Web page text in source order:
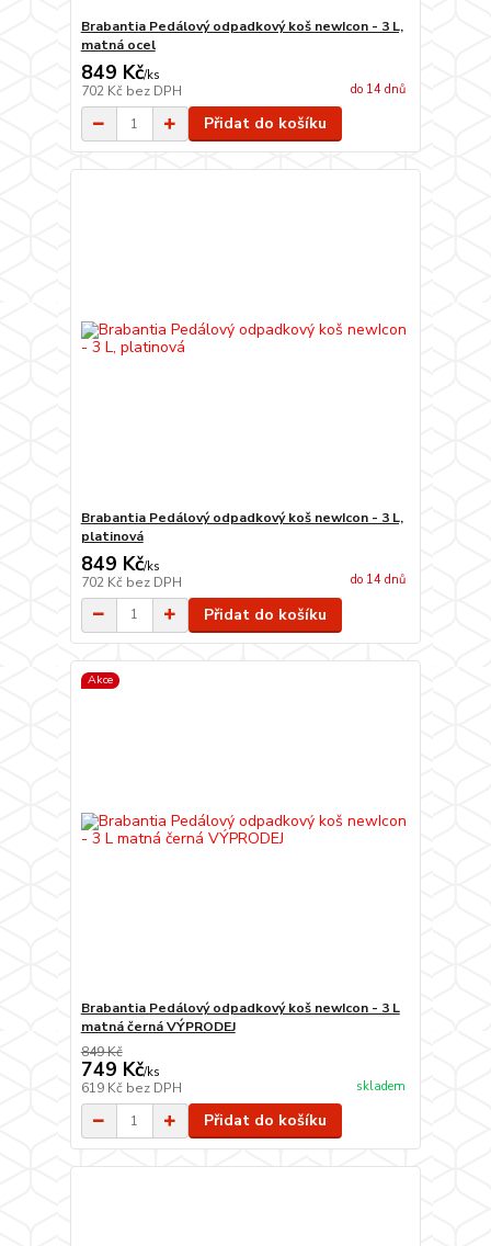
Brabantia Pedálový odpadkový koš newIcon - 3 L,
matná ocel
849 Kč/ks
702 Kč bez DPH do 14 dnů
Přidat do košíku
Brabantia Pedálový odpadkový koš newIcon - 3 L,
platinová
849 Kč/ks
702 Kč bez DPH do 14 dnů
Přidat do košíku
Akce
Brabantia Pedálový odpadkový koš newIcon - 3 L
matná černá VÝPRODEJ
849 Kč
749 Kč/ks
619 Kč bez DPH skladem
Přidat do košíku